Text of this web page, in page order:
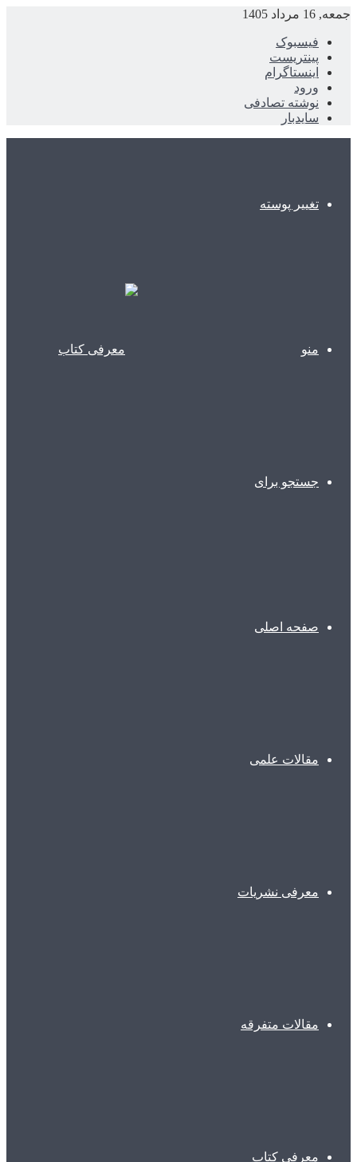
جمعه, 16 مرداد 1405
فیسبوک
پینتریست
اینستاگرام
ورود
نوشته تصادفی
سایدبار
تغییر پوسته
منو
جستجو برای
صفحه اصلی
مقالات علمی
معرفی نشریات
مقالات متفرقه
معرفی کتاب